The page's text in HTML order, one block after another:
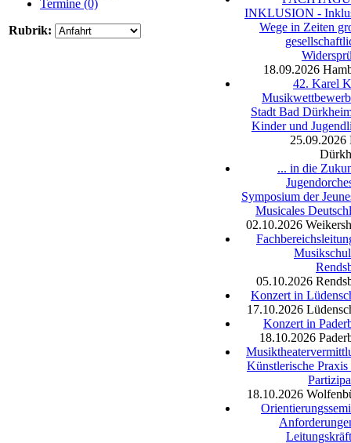
Termine (0)
Rubrik:
INKLUSION -
Wege in Zeiten
18.09.2026
42. Karel
Stadt Bad
Kinder und
25.09.2026
... in die
Symposium der
Musicales
02.10.2026
05.10.2026
Konzert in
17.10.2026
Konzert in
18.10.2026
Künstlerische Praxis
18.10.2026